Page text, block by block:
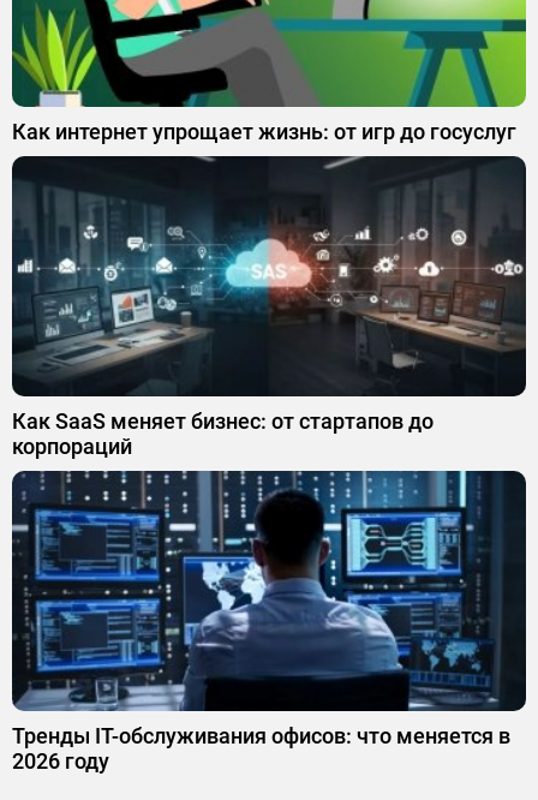
Как интернет упрощает жизнь: от игр до госуслуг
Как SaaS меняет бизнес: от стартапов до
корпораций
Тренды IT-обслуживания офисов: что меняется в
2026 году